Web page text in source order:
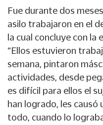
Fue durante dos
asilo trabajaron en el
la cual concluye con
“Ellos estuvieron
semana, pintaron
actividades, desde
es difícil para ellos el
han logrado, les
todo, cuando lo